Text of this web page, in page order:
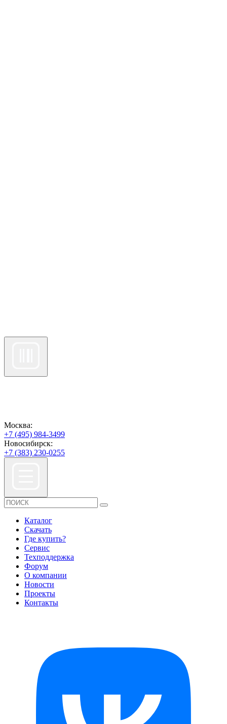
Москва:
+7 (495) 984-3499
Новосибирск:
+7 (383) 230-0255
Каталог
Скачать
Где купить?
Сервис
Техподдержка
Форум
О компании
Новости
Проекты
Контакты